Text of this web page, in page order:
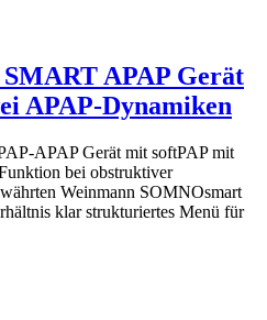
APAP Gerät
APAP-Dynamiken
APAP Gerät mit softPAP mit
bei obstruktiver
Weinmann SOMNOsmart
klar strukturiertes Menü für